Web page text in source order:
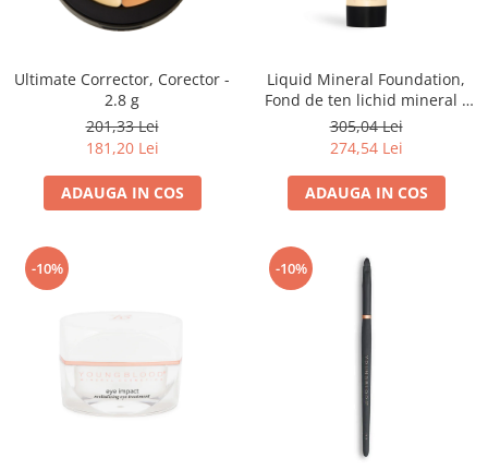
Ultimate Corrector, Corector -
2.8 g
201,33 Lei
181,20 Lei
ADAUGA IN COS
Liquid Mineral Foundation,
Fond de ten lichid mineral -
30ml
305,04 Lei
274,54 Lei
ADAUGA IN COS
-10% -10%